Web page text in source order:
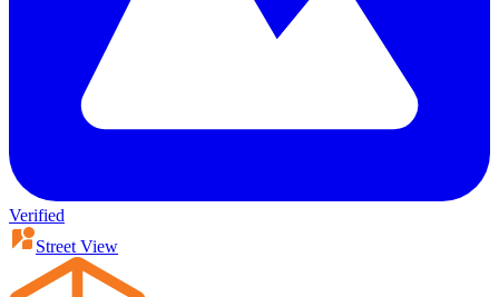
Verified
Street View